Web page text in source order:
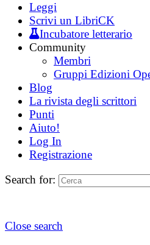
Leggi
Scrivi un LibriCK
Incubatore letterario
Community
Membri
Gruppi Edizioni
Blog
La rivista degli scrittori
Punti
Aiuto!
Log In
Registrazione
Search for:
Close search